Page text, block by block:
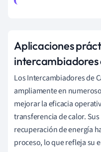
Aplicaciones
intercambiadores
Los Intercambiadores de
ampliamente en
mejorar la eficacia
transferencia de calor.
recuperación de energía
proceso, lo que refleja su